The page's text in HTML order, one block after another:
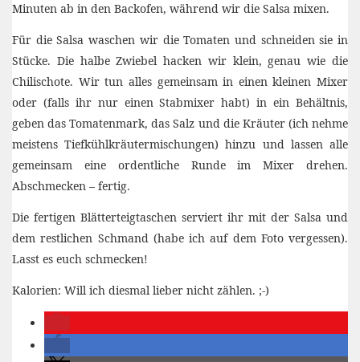
Minuten ab in den Backofen, während wir die Salsa mixen.
Für die Salsa waschen wir die Tomaten und schneiden sie in
Stücke. Die halbe Zwiebel hacken wir klein, genau wie die
Chilischote. Wir tun alles gemeinsam in einen kleinen Mixer
oder (falls ihr nur einen Stabmixer habt) in ein Behältnis,
geben das Tomatenmark, das Salz und die Kräuter (ich nehme
meistens Tiefkühlkräutermischungen) hinzu und lassen alle
gemeinsam eine ordentliche Runde im Mixer drehen.
Abschmecken – fertig.
Die fertigen Blätterteigtaschen serviert ihr mit der Salsa und
dem restlichen Schmand (habe ich auf dem Foto vergessen).
Lasst es euch schmecken!
Kalorien: Will ich diesmal lieber nicht zählen. ;-)